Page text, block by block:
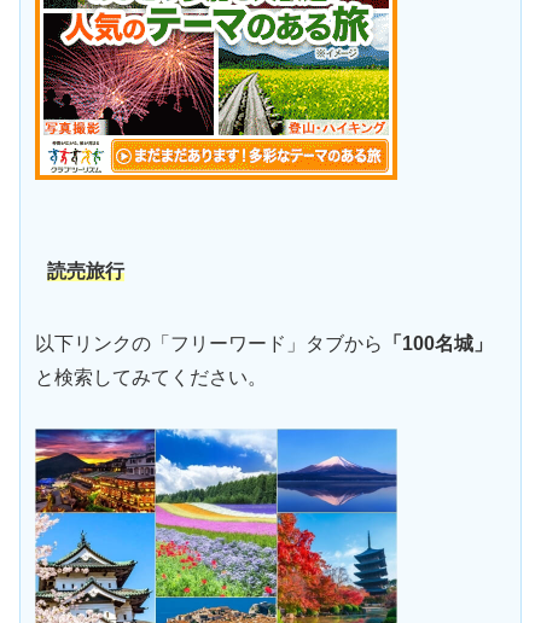
読売旅行
以下リンクの「フリーワード」タブから
「100名城」
と検索してみてください。